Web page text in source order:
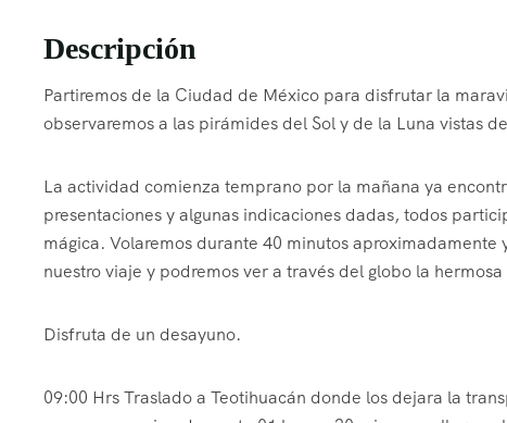
Descripción
Partiremos de la Ciudad de México para disfrutar la
observaremos a las pirámides del Sol y de la Luna vistas
La actividad comienza temprano por la mañana ya
presentaciones y algunas indicaciones dadas, todos
mágica. Volaremos durante 40 minutos
nuestro viaje y podremos ver a través del globo la
Disfruta de un desayuno.
09:00 Hrs Traslado a Teotihuacán donde los dejara la